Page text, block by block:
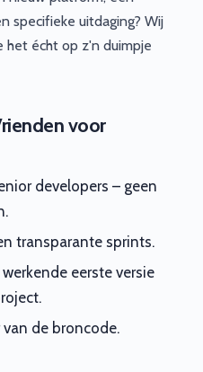
specifieke uitdaging? Wij
het écht op z'n duimpje
voor
developers – geen
transparante sprints.
eerste versie
de broncode.